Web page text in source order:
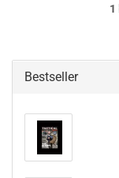
1
Bestseller